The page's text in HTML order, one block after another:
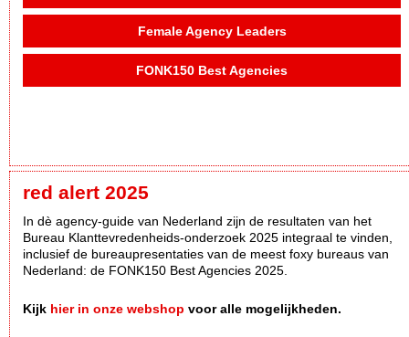
Female Agency Leaders
FONK150 Best Agencies
red alert 2025
In dè agency-guide van Nederland zijn de resultaten van het
Bureau Klanttevredenheids-onderzoek 2025 integraal te vinden,
inclusief de bureaupresentaties van de meest foxy bureaus van
Nederland: de FONK150 Best Agencies 2025.
Kijk hier in onze webshop voor alle mogelijkheden.